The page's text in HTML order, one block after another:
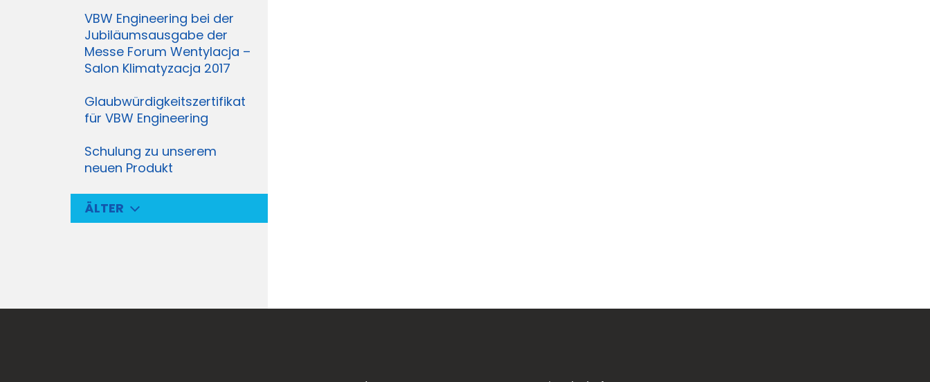
VBW Engineering bei der
Jubiläumsausgabe der
Messe Forum Wentylacja –
Salon Klimatyzacja 2017
Glaubwürdigkeitszertifikat
für VBW Engineering
Schulung zu unserem
neuen Produkt
ÄLTER